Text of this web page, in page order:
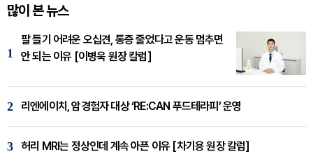
많이 본 뉴스
1
팔 들기 어려운 오십견, 통증 줄었다고 운동 멈추면
안 되는 이유 [이병욱 원장 칼럼]
2 리엔에이치, 암경험자 대상 ‘RE:CAN 푸드테라피’ 운영
3 허리 MRI는 정상인데 계속 아픈 이유 [차기용 원장 칼럼]